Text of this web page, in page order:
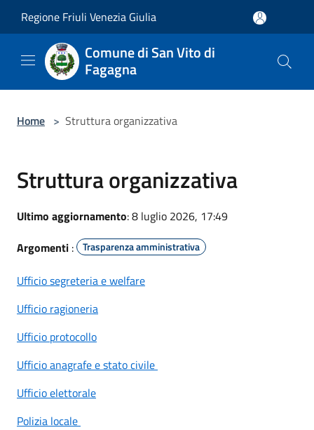
Regione Friuli Venezia Giulia
Comune di San Vito di
Fagagna
Home > Struttura organizzativa
Struttura organizzativa
Ultimo aggiornamento: 8 luglio 2026, 17:49
Argomenti : Trasparenza amministrativa
Ufficio segreteria e welfare
Ufficio ragioneria
Ufficio protocollo
Ufficio anagrafe e stato civile
Ufficio elettorale
Polizia locale